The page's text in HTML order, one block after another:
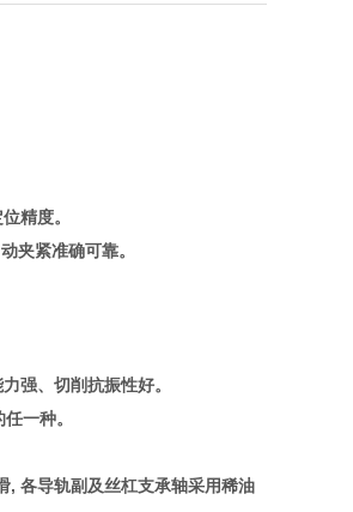
精度。
夹紧准确可靠。
强、切削抗振性好。
一种。
, 各导轨副及丝杠支承轴采用稀油